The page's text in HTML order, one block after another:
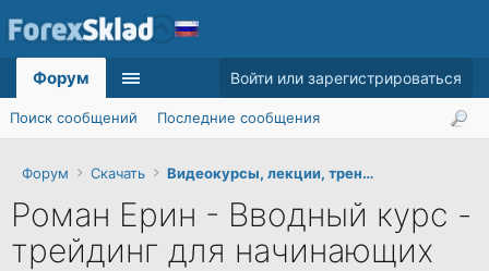
Форум Скачать Видеокурсы, лекции, тренинги
Роман Ерин - Вводный курс -
трейдинг для начинающих
Форум
Поиск сообщений Последние сообщения
Войти или зарегистрироваться